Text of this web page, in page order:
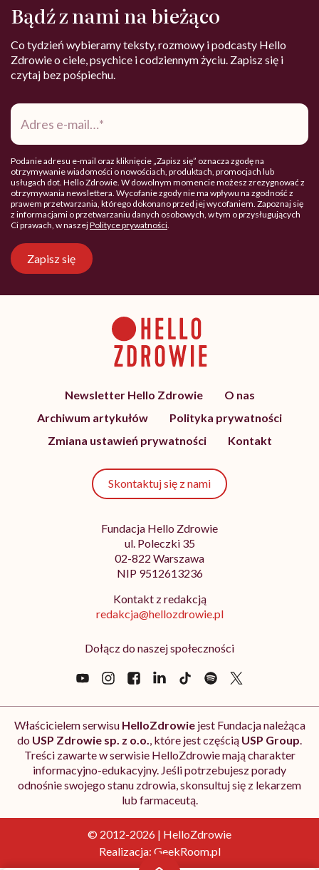
Bądź z nami na bieżąco
Co tydzień wybieramy teksty, rozmowy i podcasty Hello
Zdrowie o ciele, psychice i codziennym życiu. Zapisz się i
czytaj bez pośpiechu.
Adres
mail*
Podanie adresu e-mail oraz kliknięcie „Zapisz się” oznacza zgodę na
otrzymywanie wiadomości o nowościach, produktach, promocjach lub
usługach dot. Hello Zdrowie. W dowolnym momencie możesz zrezygnować z
otrzymywania newslettera. Wycofanie zgody nie ma wpływu na zgodność z
prawem przetwarzania, którego dokonano przed jej wycofaniem. Zapoznaj się
z informacjami o przetwarzaniu danych osobowych, w tym o przysługujących
Ci prawach, w naszejPolityce prywatności.
Zapisz się
Newsletter Hello Zdrowie
O nas
Archiwum artykułów
Polityka prywatności
Zmiana ustawień prywatności
Kontakt
Skontaktuj się z nami
Fundacja Hello Zdrowie
ul. Poleczki 35
02-822 Warszawa
NIP 9512613236
Kontakt z redakcją
redakcja@hellozdrowie.pl
Dołącz do naszej społeczności
Właścicielem serwisu HelloZdrowiejest Fundacja należąca
do USP Zdrowie sp. z o.o., które jest częścią USP Group.
Treści zawarte w serwisie HelloZdrowie mają charakter
informacyjno-edukacyjny. Jeśli potrzebujesz porady
odnośnie swojego stanu zdrowia, skonsultuj się z lekarzem
lub farmaceutą.
© 2012-2026 | HelloZdrowie
Realizacja: GeekRoom.pl